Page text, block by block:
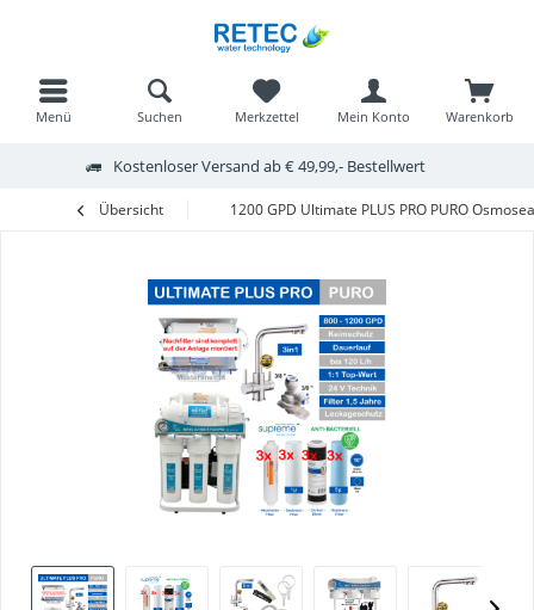
Kostenloser Versand ab € 49,99,- Bestellwert
Menü Warenkorb
Merkzettel Mein Konto
Suchen
Übersicht 1200 GPD Ultimate PLUS PRO PURO